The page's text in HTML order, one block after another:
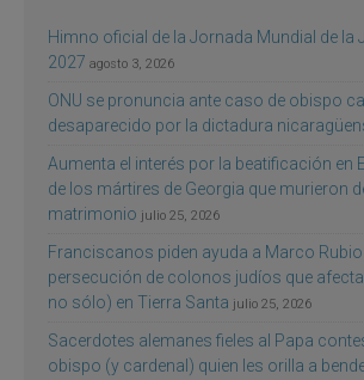
Himno oficial de la Jornada Mundial de la
2027 agosto 3, 2026
ONU se pronuncia ante caso de obispo
desaparecido por la dictadura
Aumenta el interés por la beatificación en
de los mártires de Georgia que murieron
matrimonio julio 25, 2026
Franciscanos piden ayuda a Marco
persecución de colonos judíos que
no sólo) en Tierra Santa julio 25, 2026
Sacerdotes alemanes fieles al Papa
obispo (y cardenal) quien les orilla a